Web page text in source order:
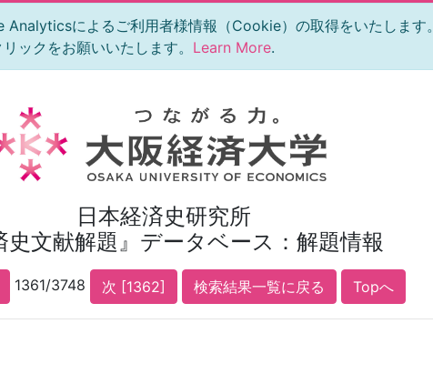
によるご利用者様情報（Cookie）の取得をいたします。
ックをお願いいたします。 Learn More.
日本経済史研究所
史文献解題』データベース：解題情報
1361/3748 次 [1362] 検索結果一覧に戻る Topへ